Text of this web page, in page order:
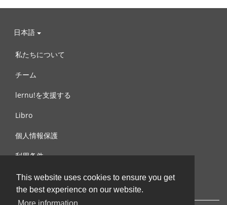
This website uses cookies to ensure you get
the best experience on our website.
日本語
私たちについて
チーム
lernu!を支援する
Libro
個人情報保護
利用条件
お問合せ